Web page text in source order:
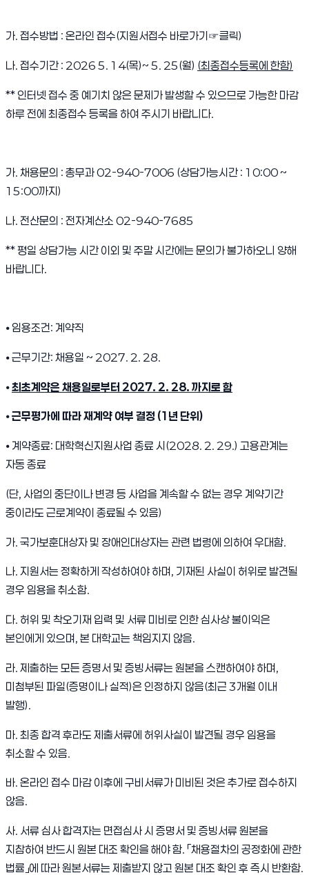
가. 접수방법 : 온라인 접수(지원서접수 바로가기 ☞클릭)
나. 접수기간 : 2026 5. 14(목)~ 5. 25(월) (최종접수등록에 한함)
** 인터넷 접수 중 예기치 않은 문제가 발생할 수 있으므로 가능한 마감
하루 전에 최종접수 등록을 하여 주시기 바랍니다.
가. 채용문의 : 총무과 02-940-7006 (상담가능시간 : 10:00 ~
15:00까지)
나. 전산문의 : 전자계산소 02-940-7685
** 평일 상담가능 시간 이외 및 주말 시간에는 문의가 불가하오니 양해
바랍니다.
⦁ 임용조건: 계약직
⦁ 근무기간: 채용일 ~ 2027. 2. 28.
⦁최초계약은 채용일로부터 2027. 2. 28. 까지로 함
⦁근무평가에 따라 재계약 여부 결정 (1 년 단위 )
⦁ 계약종료: 대학혁신지원사업 종료 시(2028. 2. 29.) 고용관계는
자동 종료
(단, 사업의 중단이나 변경 등 사업을 계속할 수 없는 경우 계약기간
중이라도 근로계약이 종료될 수 있음)
가. 국가보훈대상자 및 장애인대상자는 관련 법령에 의하여 우대함.
나. 지원서는 정확하게 작성하여야 하며, 기재된 사실이 허위로 발견될
경우 임용을 취소함.
다. 허위 및 착오기재 입력 및 서류 미비로 인한 심사상 불이익은
본인에게 있으며, 본 대학교는 책임지지 않음.
라. 제출하는 모든 증명서 및 증빙서류는 원본을 스캔하여야 하며,
미첨부된 파일(증명이나 실적)은 인정하지 않음(최근 3개월 이내
발행).
마. 최종 합격 후라도 제출서류에 허위사실이 발견될 경우 임용을
취소할 수 있음.
바. 온라인 접수 마감 이후에 구비서류가 미비된 것은 추가로 접수하지
않음.
사. 서류 심사 합격자는 면접심사 시 증명서 및 증빙서류 원본을
지참하여 반드시 원본 대조 확인을 해야 함. 「채용절차의 공정화에 관한
법률」에 따라 원본서류는 제출받지 않고 원본 대조 확인 후 즉시 반환함.